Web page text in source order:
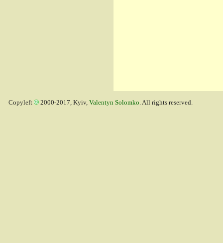
Copyleft 2000-2017, Kyiv, Valentyn Solomko. All rights reserved.